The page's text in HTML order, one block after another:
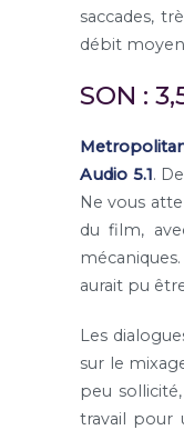
saccades,
débit moyen
SON :
Audio 5.1.
Ne vous
du film,
aurait pu
Les
sur le
peu
travail pour